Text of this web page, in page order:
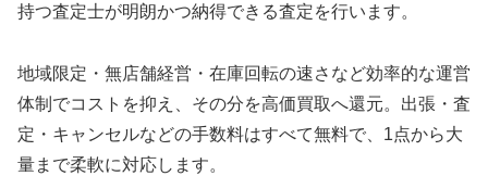
持つ査定士が明朗かつ納得できる査定を行います。
地域限定・無店舗経営・在庫回転の速さなど効率的な運営
体制でコストを抑え、その分を高価買取へ還元。出張・査
定・キャンセルなどの手数料はすべて無料で、1点から大
量まで柔軟に対応します。